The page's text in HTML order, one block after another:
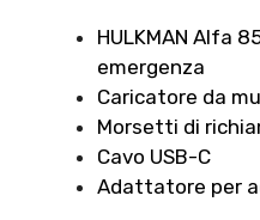
HULKMAN Alfa
emergenza
Caricatore da
Morsetti di
Cavo USB-C
Adattatore per